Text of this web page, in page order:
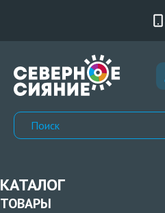
КАТАЛОГ
ТОВАРЫ